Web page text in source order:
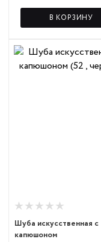
В КОРЗИНУ
Шуба искусственная с
капюшоном